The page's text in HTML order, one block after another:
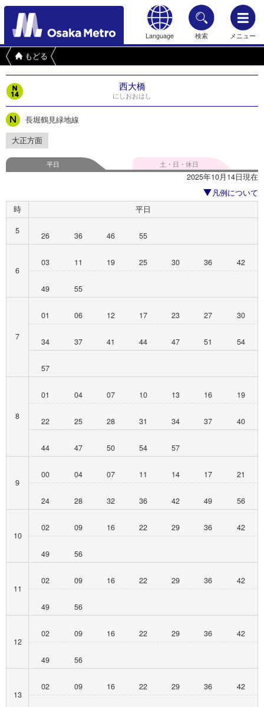
Language 検索 メニュー
もどる
西大橋
にしおおはし
長堀鶴見緑地線
大正方面
平日 土・日・休日
2025年10月14日現在
凡例について
時
平日
5
26 36 46 55
6
03 11 19 25 30 36 42
49 55
7
01 06 12 17 23 27 30
34 37 41 44 47 51 54
57
8
01 04 07 10 13 16 19
22 25 28 31 34 37 40
44 47 50 54 57
9
00 04 07 11 14 17 21
24 28 32 36 42 49 56
10
02 09 16 22 29 36 42
49 56
11
02 09 16 22 29 36 42
49 56
12
02 09 16 22 29 36 42
49 56
13
02 09 16 22 29 36 42